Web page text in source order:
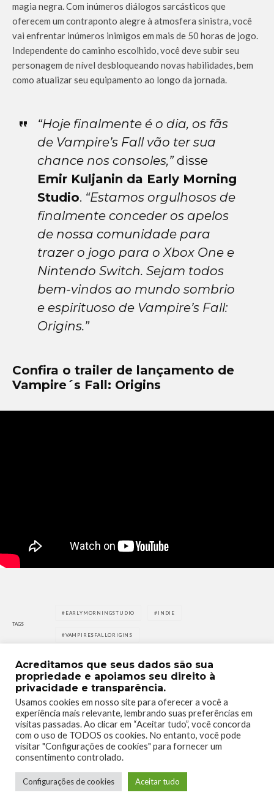
magia negra. Com inúmeros diálogos sarcásticos que
oferecem um contraponto alegre à atmosfera sinistra, você
vai enfrentar inúmeros inimigos em mais de 50 horas de jogo.
Independente do caminho escolhido, você deve subir seu
personagem de nível desbloqueando novas habilidades, bem
como atualizar seu equipamento ao longo da jornada.
“Hoje finalmente é o dia, os fãs
de Vampire’s Fall vão ter sua
chance nos consoles,”disse
Emir Kuljanin da Early Morning
Studio. “Estamos orgulhosos de
finalmente conceder os apelos
de nossa comunidade para
trazer o jogo para o Xbox One e
Nintendo Switch. Sejam todos
bem-vindos ao mundo sombrio
e espirituoso de Vampire’s Fall:
Origins.”
Confira o trailer de lançamento de
Vampire´s Fall: Origins
TAGS
EARLYMORNINGSTUDIO INDIE
VAMPIRESFALLORIGINS
0 0
Acreditamos que seus dados são sua
propriedade e apoiamos seu direito à
privacidade e transparência.
Usamos cookies em nosso site para oferecer a você a
experiência mais relevante, lembrando suas preferências em
visitas passadas. Ao clicar em “Aceitar tudo”, você concorda
com o uso de TODOS os cookies. No entanto, você pode
visitar "Configurações de cookies" para fornecer um
consentimento controlado.
Configurações de cookies Aceitar tudo